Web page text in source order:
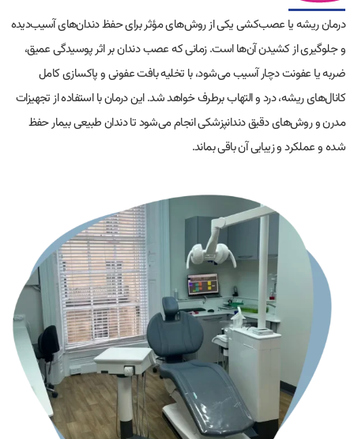
درمان ریشه یا عصب‌کشی یکی از روش‌های مؤثر برای حفظ دندان‌های آسیب‌دیده
و جلوگیری از کشیدن آن‌ها است. زمانی که عصب دندان بر اثر پوسیدگی عمیق،
ضربه یا عفونت دچار آسیب می‌شود، با تخلیه بافت عفونی و پاکسازی کامل
کانال‌های ریشه، درد و التهاب برطرف خواهد شد. این درمان با استفاده از تجهیزات
مدرن و روش‌های دقیق دندانپزشکی انجام می‌شود تا دندان طبیعی بیمار حفظ
شده و عملکرد و زیبایی آن باقی بماند.